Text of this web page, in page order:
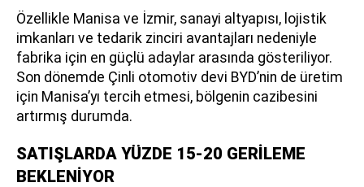
Özellikle Manisa ve İzmir, sanayi altyapısı, lojistik
imkanları ve tedarik zinciri avantajları nedeniyle
fabrika için en güçlü adaylar arasında gösteriliyor.
Son dönemde Çinli otomotiv devi BYD’nin de üretim
için Manisa’yı tercih etmesi, bölgenin cazibesini
artırmış durumda.
SATIŞLARDA YÜZDE 15-20 GERİLEME
BEKLENİYOR